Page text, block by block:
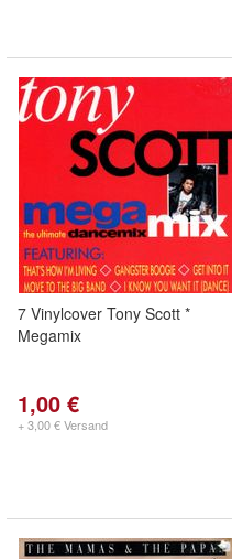
7 Vinylcover Tony Scott *
Megamix
1,00 €
+ 3,00 € Versand